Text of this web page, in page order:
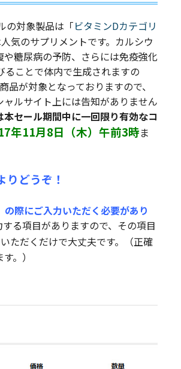
の対象製品は「ビタミンDカテゴリ
気のサプリメントです。カルシウ
糖尿病の予防、さらには免疫強化
ることで体内で生成されますの
が対象となっておりますので、
ルサイト上には告知がありません
セール期間中に一回限り有効なコ
年11月8日（木）午前3時ま
どうぞ！
際にご入力いただく必要があり
る項目がありますので、その項目
ただくだけで大丈夫です。（正確
。）